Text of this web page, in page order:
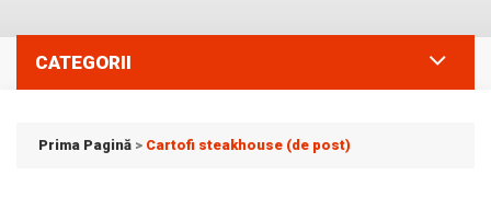
CATEGORII
Prima Pagină > Cartofi steakhouse (de post)